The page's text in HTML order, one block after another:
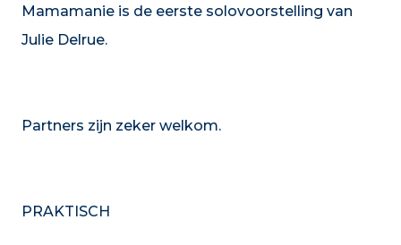
Mamamanie is de eerste solovoorstelling van
Julie Delrue.
Partners zijn zeker welkom.
PRAKTISCH